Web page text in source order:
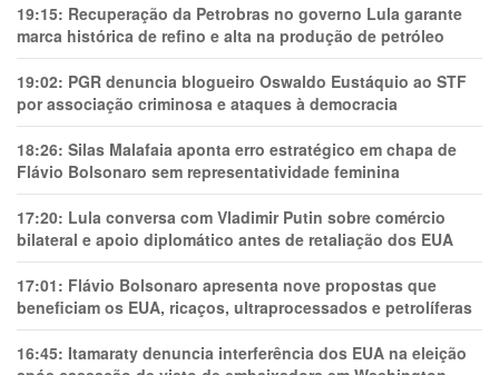
19:15: Recuperação da Petrobras no governo Lula garante
marca histórica de refino e alta na produção de petróleo
19:02: PGR denuncia blogueiro Oswaldo Eustáquio ao STF
por associação criminosa e ataques à democracia
18:26: Silas Malafaia aponta erro estratégico em chapa de
Flávio Bolsonaro sem representatividade feminina
17:20: Lula conversa com Vladimir Putin sobre comércio
bilateral e apoio diplomático antes de retaliação dos EUA
17:01: Flávio Bolsonaro apresenta nove propostas que
beneficiam os EUA, ricaços, ultraprocessados e petrolíferas
16:45: Itamaraty denuncia interferência dos EUA na eleição